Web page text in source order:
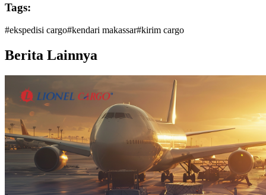
Tags:
#ekspedisi cargo#kendari makassar#kirim cargo
Berita Lainnya